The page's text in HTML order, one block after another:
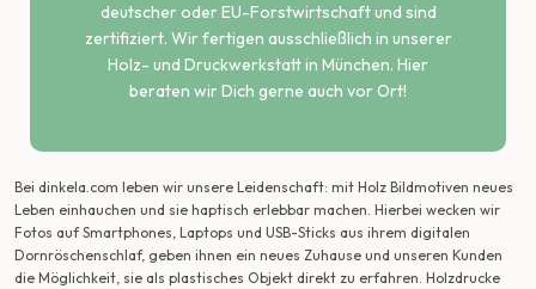
deutscher oder EU-Forstwirtschaft und sind
zertifiziert. Wir fertigen ausschließlich in unserer
Holz- und Druckwerkstatt in München. Hier
beraten wir Dich gerne auch vor Ort!
Bei dinkela.com leben wir unsere Leidenschaft: mit Holz Bildmotiven neues
Leben einhauchen und sie haptisch erlebbar machen. Hierbei wecken wir
Fotos auf Smartphones, Laptops und USB-Sticks aus ihrem digitalen
Dornröschenschlaf, geben ihnen ein neues Zuhause und unseren Kunden
die Möglichkeit, sie als plastisches Objekt direkt zu erfahren. Holzdrucke